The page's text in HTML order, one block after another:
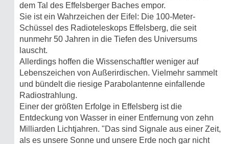
dem Tal des Effelsberger Baches empor.
Sie ist ein Wahrzeichen der Eifel: Die 100-Meter-
Schüssel des Radioteleskops Effelsberg, die seit
nunmehr 50 Jahren in die Tiefen des Universums
lauscht.
Allerdings hoffen die Wissenschaftler weniger auf
Lebenszeichen von Außerirdischen. Vielmehr sammelt
und bündelt die riesige Parabolantenne einfallende
Radiostrahlung.
Einer der größten Erfolge in Effelsberg ist die
Entdeckung von Wasser in einer Entfernung von zehn
Milliarden Lichtjahren. "Das sind Signale aus einer Zeit,
als es unsere Sonne und unsere Erde noch gar nicht